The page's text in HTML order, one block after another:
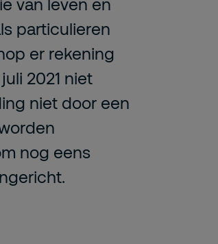
particulieren
er rekening
2021 niet
niet door een
nog eens